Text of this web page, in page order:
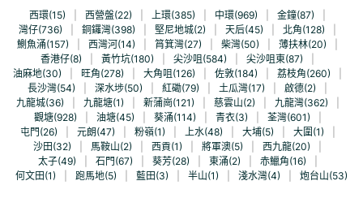
西環(15) 西營盤(22) 上環(385) 中環(969) 金鐘(87)
灣仔(736)
銅鑼灣(398) 堅尼地城(2) 天后(45) 北角(128)
鰂魚涌(157)
西灣河(14) 筲箕灣(27) 柴灣(50) 薄扶林(20)
香港仔(8)
黃竹坑(180) 尖沙咀(584) 尖沙咀東(87)
油麻地(30)
旺角(278) 大角咀(126) 佐敦(184) 荔枝角(260)
長沙灣(54)
深水埗(50) 紅磡(79) 土瓜灣(17) 啟德(2)
九龍城(36)
九龍塘(1) 新蒲崗(121) 慈雲山(2) 九龍灣(362)
觀塘(928)
油塘(45) 葵涌(114) 青衣(3) 荃灣(601)
屯門(26)
元朗(47) 粉嶺(1) 上水(48) 大埔(5) 大圍(1)
沙田(32)
馬鞍山(2) 西貢(1) 將軍澳(5) 西九龍(20)
太子(49)
石門(67) 葵芳(28) 東涌(2) 赤鱲角(16)
何文田(1)
跑馬地(5) 藍田(3) 半山(1) 淺水灣(4) 炮台山(53)